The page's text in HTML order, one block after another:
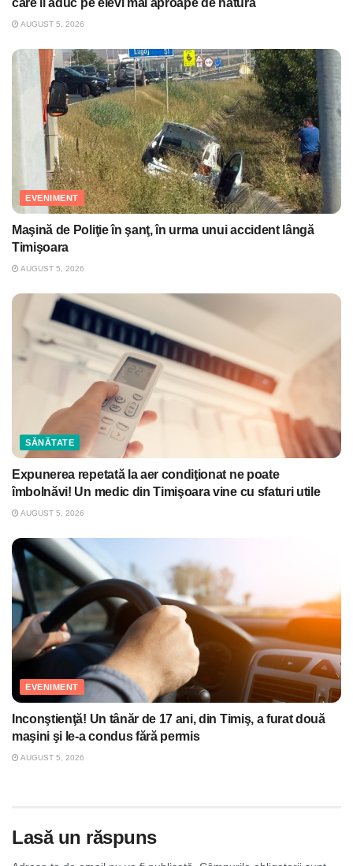
care îi aduc pe elevi mai aproape de natură
AUGUST 5, 2026
EVENIMENT
Maşină de Poliţie în şanţ, în urma unui accident lângă
Timişoara
AUGUST 5, 2026
SĂNĂTATE
Expunerea repetată la aer condiţionat ne poate
îmbolnăvi! Un medic din Timişoara vine cu sfaturi utile
AUGUST 5, 2026
EVENIMENT
Inconştienţă! Un tânăr de 17 ani, din Timiş, a furat două
maşini şi le-a condus fără permis
AUGUST 5, 2026
Lasă un răspuns